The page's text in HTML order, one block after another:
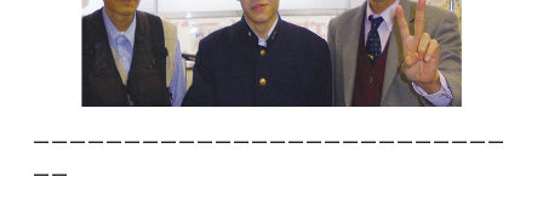
ーーーーーーーーーーーーーーーーーーーーーーーーーー
ーー